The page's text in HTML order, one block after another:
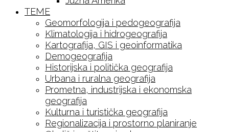
TEME
Geomorfologija i pedogeografija
Klimatologija i hidrogeografija
Kartografija, GIS i geoinformatika
Demogeografija
Historijska i politička geografija
Urbana i ruralna geografija
Prometna, industrijska i ekonomska
geografija
Kulturna i turistička geografija
Regionalizacija i prostorno planiranje